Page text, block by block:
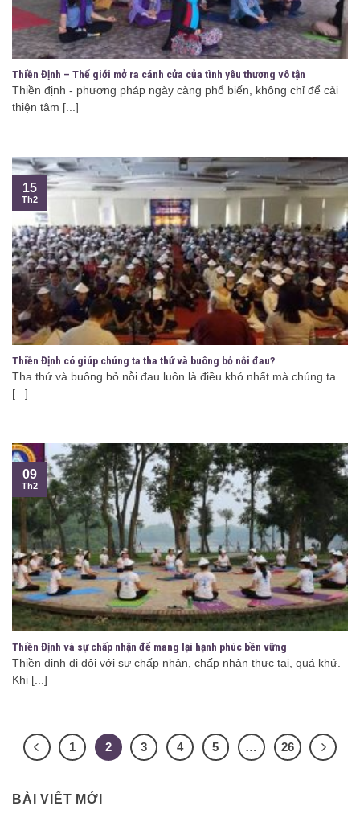
Thiền Định – Thế giới mở ra cánh cửa của tình yêu thương vô tận
Thiền định - phương pháp ngày càng phổ biến, không chỉ để cải
thiện tâm [...]
Thiền Định có giúp chúng ta tha thứ và buông bỏ nỗi đau?
Tha thứ và buông bỏ nỗi đau luôn là điều khó nhất mà chúng ta
[...]
15
Th2
Thiền Định và sự chấp nhận để mang lại hạnh phúc bền vững
Thiền định đi đôi với sự chấp nhận, chấp nhận thực tại, quá khứ.
Khi [...]
09
Th2
1 2 3 4 5 … 26
BÀI VIẾT MỚI